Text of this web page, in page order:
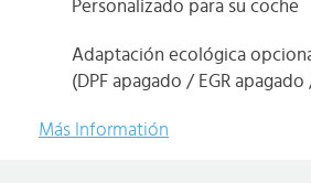
Personalizado para su coche
Adaptación ecológica
(DPF apagado / EGR
Más Informatión